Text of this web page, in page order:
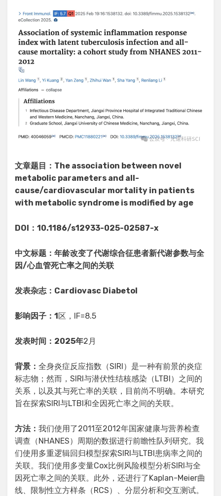
文章题目：The association between novel
metabolic parameters and all-
cause/cardiovascular mortality in patients
with metabolic syndrome is modified by age
DOI：10.1186/s12933-025-02587-x
中文标题：年龄改变了代谢综合征患者新代谢参数与全
因/心血管死亡率之间的关联
发表杂志：Cardiovasc Diabetol
影响因子：1 区，IF=8.5
发表时间：2025年2月
背景： 全身炎症反应指数（SIRI）是一种有前景的炎症
标志物；然而，SIRI与潜伏性结核感染（LTBI）之间的
关系，以及其与死亡率的关联，目前尚不明确。本研究
旨在探索SIRI与LTBI和全因死亡率之间的关联。
方法： 我们使用了2011至2012年国家健康与营养检查
调查（NHANES）周期的数据进行前瞻性队列研究。我
们使用多重逻辑回归模型探索SIRI与LTBI患病率之间的
关联。我们使用多变量Cox比例风险模型分析SIRI与全
因死亡率之间的关联。此外，还进行了Kaplan-Meier曲
线、限制性立方样条（RCS）、分层分析和交互测试。